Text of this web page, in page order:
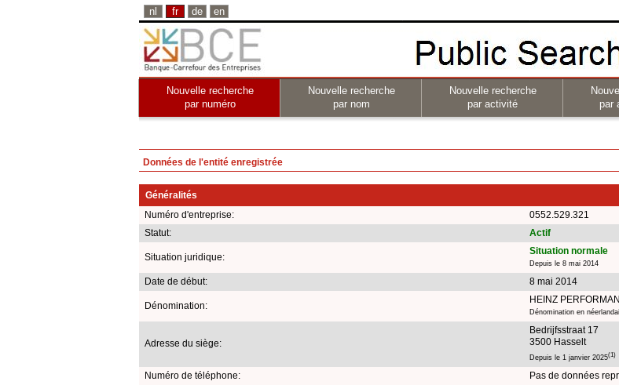
nl fr de en
Nouvelle recherche
par numéro
Nouvelle recherche
par nom
Nouvelle recherche
par activité
par
Données de l'entité enregistrée
Généralités
Numéro d'entreprise:
0552.529.321
Statut:
Actif
Situation juridique:
Situation normale
Depuis le 8 mai 2014
Date de début: 8 mai 2014
Dénomination:
HEINZ
Dénomination en
Adresse du siège:
Bedrijfsstraat 17
3500 Hasselt
Depuis le 1 janvier 2025(1)
Numéro de téléphone:
Pas de données